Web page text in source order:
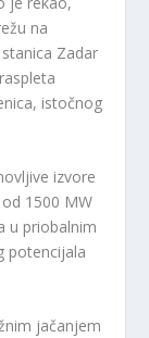
na
Zadar
istočnog
izvore
1500 MW
u priobalnim
potencijala
jačanjem